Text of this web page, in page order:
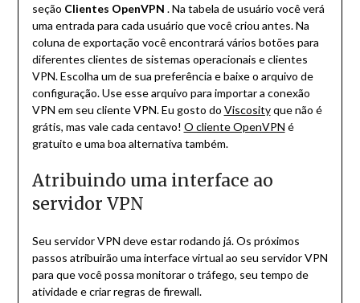
seção Clientes OpenVPN . Na tabela de usuário você verá
uma entrada para cada usuário que você criou antes. Na
coluna de exportação você encontrará vários botões para
diferentes clientes de sistemas operacionais e clientes
VPN. Escolha um de sua preferência e baixe o arquivo de
configuração. Use esse arquivo para importar a conexão
VPN em seu cliente VPN. Eu gosto do Viscosityque não é
grátis, mas vale cada centavo! O cliente OpenVPN é
gratuito e uma boa alternativa também.
Atribuindo uma interface ao
servidor VPN
Seu servidor VPN deve estar rodando já. Os próximos
passos atribuirão uma interface virtual ao seu servidor VPN
para que você possa monitorar o tráfego, seu tempo de
atividade e criar regras de firewall.